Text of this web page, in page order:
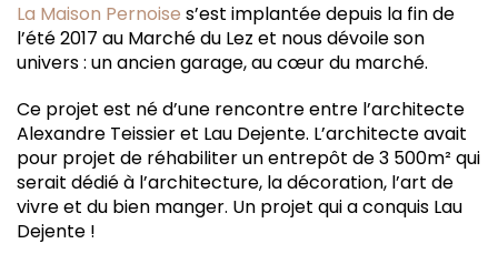
La Maison Pernoise s’est implantée depuis la fin de
l’été 2017 au Marché du Lez et nous dévoile son
univers : un ancien garage, au cœur du marché.
Ce projet est né d’une rencontre entre l’architecte
Alexandre Teissier et Lau Dejente. L’architecte avait
pour projet de réhabiliter un entrepôt de 3 500m² qui
serait dédié à l’architecture, la décoration, l’art de
vivre et du bien manger. Un projet qui a conquis Lau
Dejente !